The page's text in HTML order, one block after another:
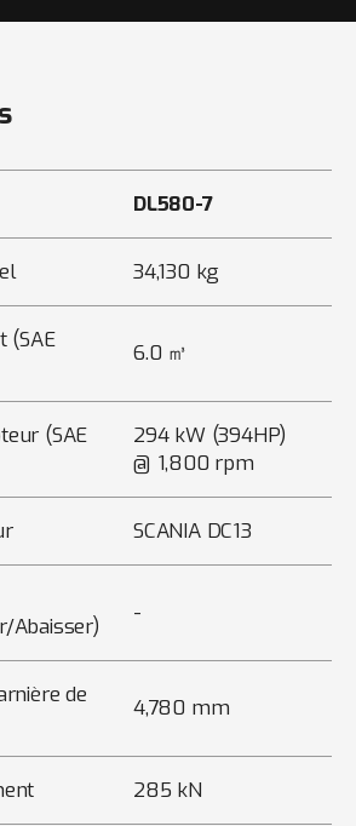
pm
DL580-7
34,130 kg
(SAE
6.0 ㎥
(SAE
294 kW (394HP)
@ 1,800 rpm
SCANIA DC13
Abaisser)
-
de
4,780 mm
285 kN